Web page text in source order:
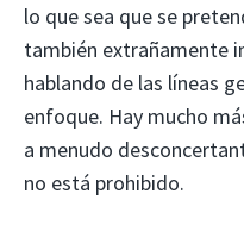
lo que sea que se
también extrañamente
hablando de las líneas
enfoque. Hay mucho
a menudo
no está prohibido.